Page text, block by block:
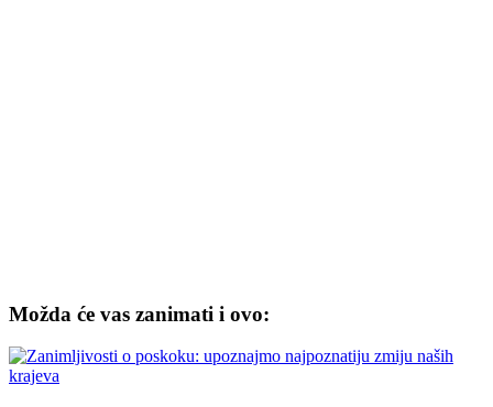
Možda će vas zanimati i ovo: